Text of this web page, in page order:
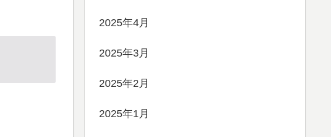
2025年4月
2025年3月
2025年2月
2025年1月